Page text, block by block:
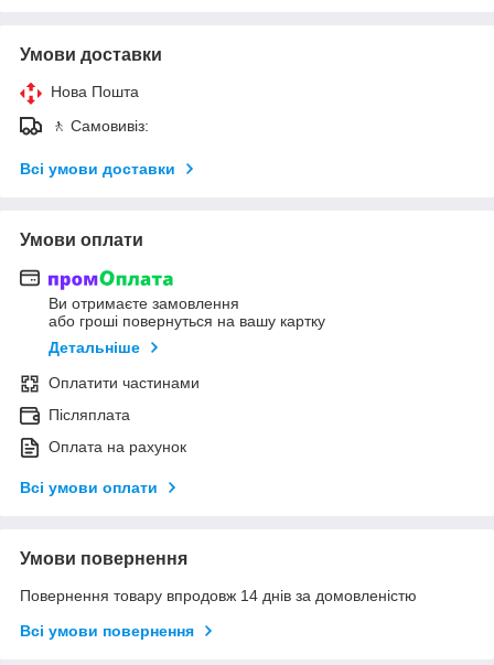
Умови доставки
Нова Пошта
🚶 Самовивіз:
Всі умови доставки
Умови оплати
Ви отримаєте замовлення
або гроші повернуться на вашу картку
Детальніше
Оплатити частинами
Післяплата
Оплата на рахунок
Всі умови оплати
Умови повернення
Повернення товару впродовж 14 днів за домовленістю
Всі умови повернення